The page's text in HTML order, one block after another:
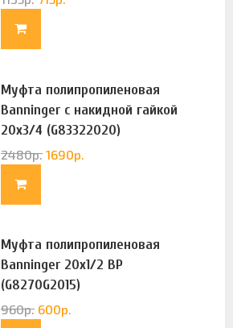
Муфта полипропиленовая
Banninger с накидной гайкой
20х3/4 (G83322020)
2480р. 1690р.
Муфта полипропиленовая
Banninger 20х1/2 ВР
(G8270G2015)
960р. 600р.